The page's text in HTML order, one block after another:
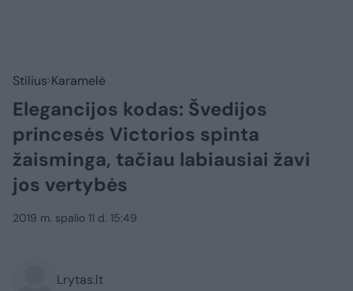
Stilius Karamelė
Elegancijos kodas: Švedijos
princesės Victorios spinta
žaisminga, tačiau labiausiai žavi
jos vertybės
2019 m. spalio 11 d. 15:49
Lrytas.lt